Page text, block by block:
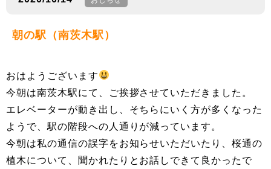
朝の駅（南茨木駅）
おはようございます
今朝は南茨木駅にて、ご挨拶させていただきました。
エレベーターが動き出し、そちらにいく方が多くなった
ようで、駅の階段への人通りが減っています。
今朝は私の通信の誤字をお知らせいただいたり、桜通の
植木について、聞かれたりとお話しできて良かったで